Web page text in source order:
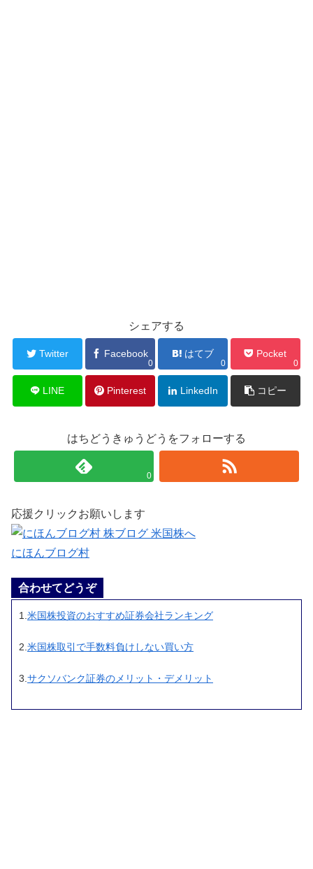
シェアする
Twitter Facebook
0
はてブ
0
Pocket
0
LINE Pinterest LinkedIn コピー
はちどうきゅうどうをフォローする
0
応援クリックお願いします
にほんブログ村
合わせてどうぞ
1. 米国株投資のおすすめ証券会社ランキング
2.米国株取引で手数料負けしない買い方
3.サクソバンク証券のメリット・デメリット